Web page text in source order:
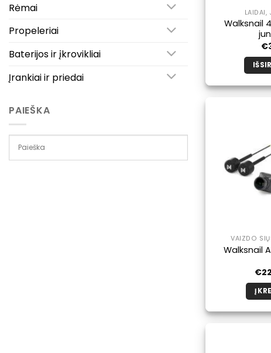
Rėmai
Propeleriai
Baterijos ir įkrovikliai
Įrankiai ir priedai
PAIEŠKA
LAIDAI,
Walksnail
€
VAIZDO
Walksnail
€
Į